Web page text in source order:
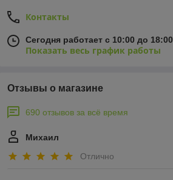
Контакты
Сегодня работает с 10:00 до 18:00
Показать весь график работы
Отзывы о магазине
690 отзывов за всё время
Михаил
Отлично